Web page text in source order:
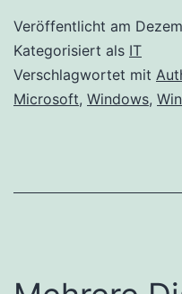
Veröffentlicht am
Kategorisiert als IT
Verschlagwortet mit
Microsoft, Windows,